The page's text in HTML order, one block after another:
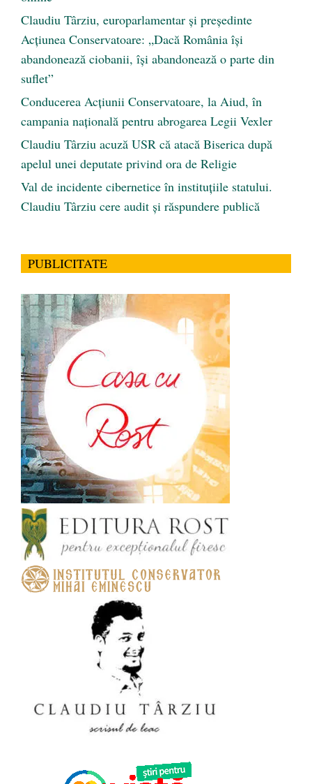
Claudiu Târziu, europarlamentar și președinte
Acțiunea Conservatoare: „Dacă România își
abandonează ciobanii, își abandonează o parte din
suflet”
Conducerea Acțiunii Conservatoare, la Aiud, în
campania națională pentru abrogarea Legii Vexler
Claudiu Târziu acuză USR că atacă Biserica după
apelul unei deputate privind ora de Religie
Val de incidente cibernetice în instituțiile statului.
Claudiu Târziu cere audit și răspundere publică
PUBLICITATE